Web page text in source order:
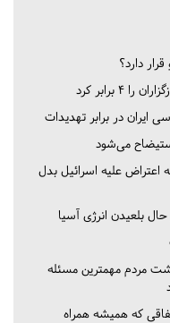
دارد؟
ایران در برابر تهدیدات
می‌شود
اعتراض علیه اسرائیل بدل
بلعیدن انرژی آسیا
مردم مهمترین مسئله
که همیشه همراه